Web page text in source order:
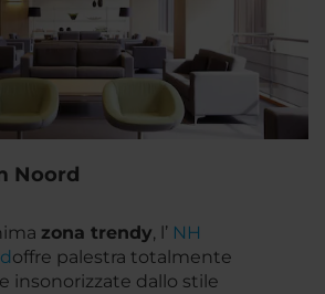
Noord
zona trendy, l’ NH
offre palestra totalmente
insonorizzate dallo stile